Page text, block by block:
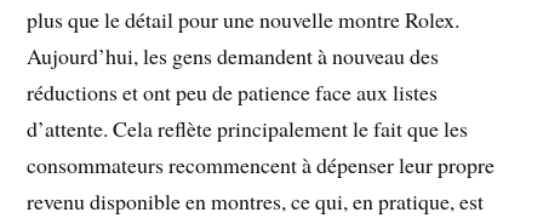
plus que le détail pour une nouvelle montre Rolex.
Aujourd’hui, les gens demandent à nouveau des
réductions et ont peu de patience face aux listes
d’attente. Cela reflète principalement le fait que les
consommateurs recommencent à dépenser leur propre
revenu disponible en montres, ce qui, en pratique, est